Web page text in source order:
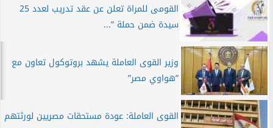
القومى للمراة تعلن عن عقد تدريب لعدد 25
سيدة ضمن حملة ”...
وزير القوى العاملة يشهد بروتوكول تعاون مع
”هواوي مصر”
القوى العاملة: عودة مستحقات مصريين لورثتهم